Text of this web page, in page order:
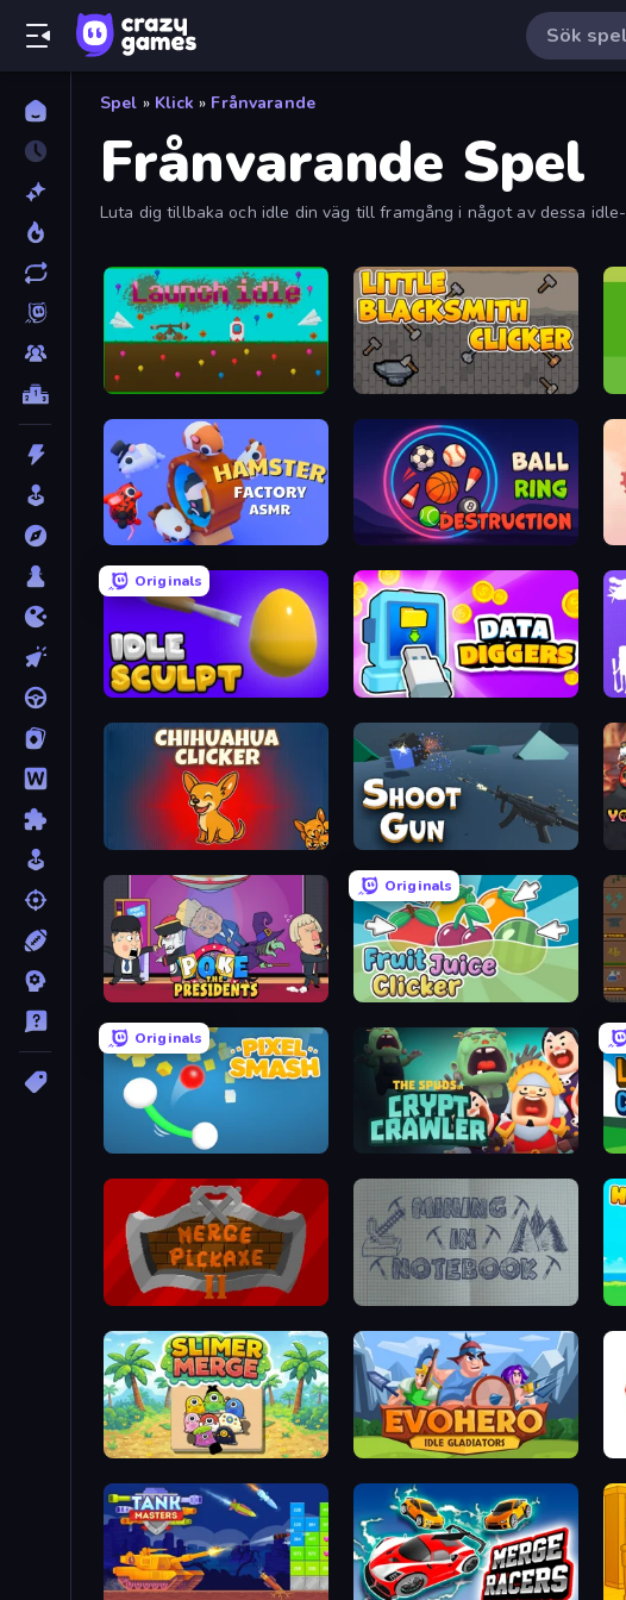
Spel » Klick » Frånvarande
Frånvarande Spel
Luta dig tillbaka och idle din väg till framgång i något av dessa
Launch Idle Little Blacksmith Clicker
Hamster Factory ASMR Ball Ring Destruction
Originals
Idle Sculpt Data Diggers
Chihuahua Clicker Shoot Gun Clicker
Poke the Presidents
Originals
Fruit Juice Clicker
Originals
Pixel Smash Crypt Crawler
Merge Pickaxe 2
Slimer Merge EvoHero: Idle Gladiators